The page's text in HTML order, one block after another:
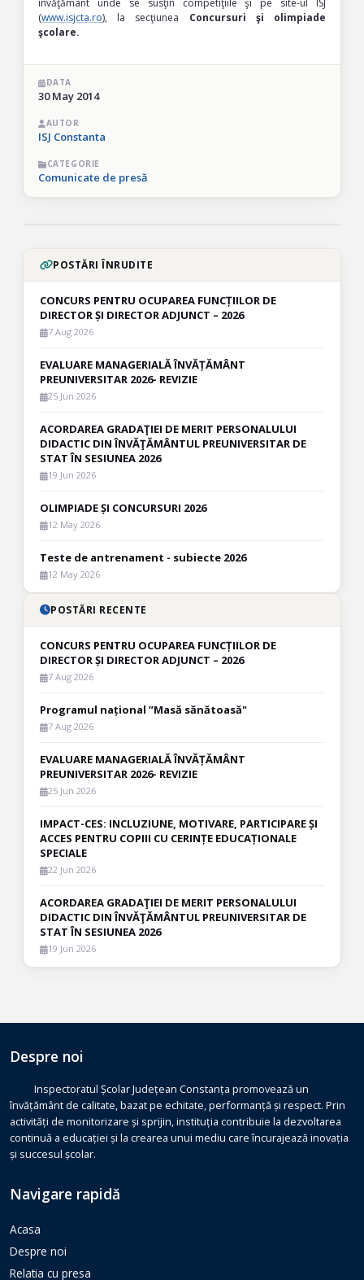
învăţământ unde se susţin competiţiile şi pe site-ul ISJ
(www.isjcta.ro), la secţiunea Concursuri şi olimpiade
şcolare.
DATA
30 May 2014
AUTOR
ISJ Constanta
CATEGORIE
Comunicate de presă
POSTĂRI ÎNRUDITE
CONCURS PENTRU OCUPAREA FUNCȚIILOR DE
DIRECTOR ȘI DIRECTOR ADJUNCT – 2026
7 Aug 2026
EVALUARE MANAGERIALĂ ÎNVĂȚĂMÂNT
PREUNIVERSITAR 2026- REVIZIE
25 Jun 2026
ACORDAREA GRADAŢIEI DE MERIT PERSONALULUI
DIDACTIC DIN ÎNVĂŢĂMÂNTUL PREUNIVERSITAR DE
STAT ÎN SESIUNEA 2026
19 Jun 2026
OLIMPIADE ȘI CONCURSURI 2026
12 May 2026
Teste de antrenament - subiecte 2026
12 May 2026
POSTĂRI RECENTE
CONCURS PENTRU OCUPAREA FUNCȚIILOR DE
DIRECTOR ȘI DIRECTOR ADJUNCT – 2026
7 Aug 2026
Programul național ”Masă sănătoasă"
7 Aug 2026
EVALUARE MANAGERIALĂ ÎNVĂȚĂMÂNT
PREUNIVERSITAR 2026- REVIZIE
25 Jun 2026
IMPACT-CES: INCLUZIUNE, MOTIVARE, PARTICIPARE ȘI
ACCES PENTRU COPIII CU CERINȚE EDUCAȚIONALE
SPECIALE
22 Jun 2026
ACORDAREA GRADAŢIEI DE MERIT PERSONALULUI
DIDACTIC DIN ÎNVĂŢĂMÂNTUL PREUNIVERSITAR DE
STAT ÎN SESIUNEA 2026
19 Jun 2026
Despre noi
Inspectoratul Școlar Județean Constanța promovează un
învățământ de calitate, bazat pe echitate, performanță și respect. Prin
activități de monitorizare și sprijin, instituția contribuie la dezvoltarea
continuă a educației și la crearea unui mediu care încurajează inovația
și succesul școlar.
Navigare rapidă
Acasa
Despre noi
Relatia cu presa